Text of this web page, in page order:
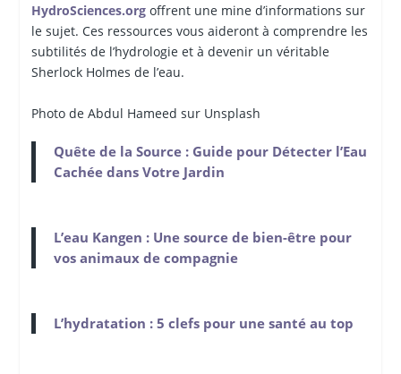
HydroSciences.orgoffrent une mine d’informations sur
le sujet. Ces ressources vous aideront à comprendre les
subtilités de l’hydrologie et à devenir un véritable
Sherlock Holmes de l’eau.
Photo de Abdul Hameed sur Unsplash
Quête de la Source : Guide pour Détecter l’Eau
Cachée dans Votre Jardin
L’eau Kangen : Une source de bien-être pour
vos animaux de compagnie
L’hydratation : 5 clefs pour une santé au top